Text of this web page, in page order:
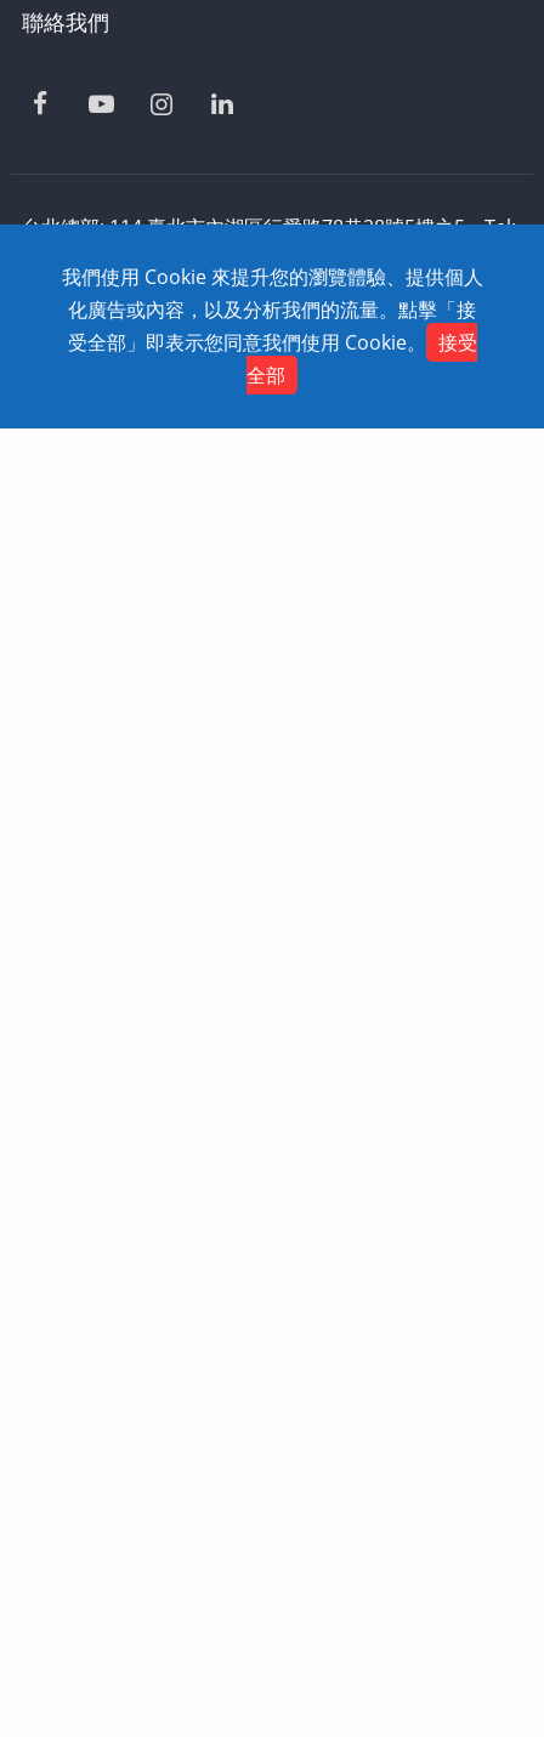
聯絡我們
台北總部: 114 臺北市內湖區行愛路78巷28號5樓之5 Tel:
0800-868-358
Copyright © 2020 SolidWizard Technology
Co.,Ltd. All Rights Reserved. Dtell
網頁設計
Contact
我們使用 Cookie 來提升您的瀏覽體驗、提供個人
化廣告或內容，以及分析我們的流量。點擊「接
受全部」即表示您同意我們使用 Cookie。
接受
全部